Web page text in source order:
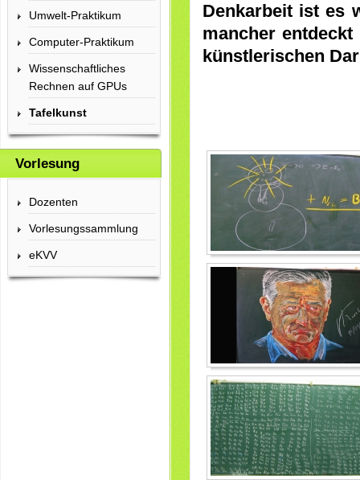
Umwelt-Praktikum
Computer-Praktikum
Wissenschaftliches
Rechnen auf GPUs
Tafelkunst
Vorlesung
Dozenten
Vorlesungssammlung
eKVV
Denkarbeit ist es
mancher
künstlerischen